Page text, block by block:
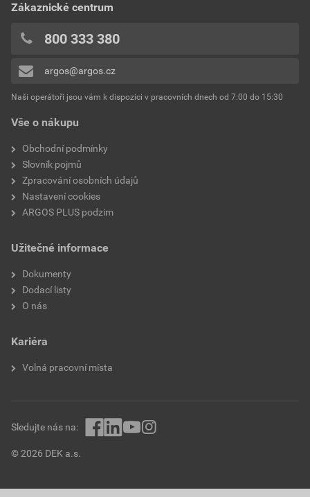
Přidávat hodnocení může pouze přihlášený uživatel.
Vše o nákupu
Obchodní podmínky
Slovník pojmů
Zpracování osobních údajů
Nastavení cookies
ARGOS PLUS podzim
Užitečné informace
Dokumenty
Dodací listy
O nás
Kariéra
Volná pracovní místa
Zákaznické centrum
800 333 380
argos@argos.cz
Naši operátoři jsou vám k dispozici v pracovních dnech od 7:00 do 15:30
© 2026 DEK a.s.
Sledujte nás na: